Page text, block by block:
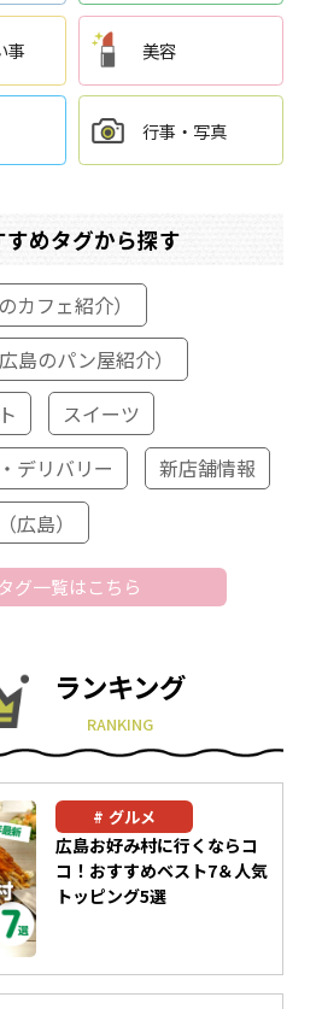
事 美容
行事・写真
すめタグから探す
カフェ紹介）
島のパン屋紹介）
スイーツ
デリバリー
新店舗情報
広島）
タグ一覧はこちら
ランキング
RANKING
グルメ
広島お好み村に行くならコ
コ！おすすめベスト7＆人気
トッピング5選